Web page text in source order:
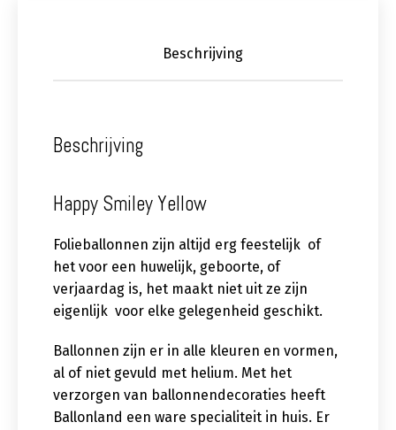
Beschrijving
Beschrijving
Happy Smiley Yellow
Folieballonnen zijn altijd erg feestelijk of
het voor een huwelijk, geboorte, of
verjaardag is, het maakt niet uit ze zijn
eigenlijk voor elke gelegenheid geschikt.
Ballonnen zijn er in alle kleuren en vormen,
al of niet gevuld met helium. Met het
verzorgen van ballonnendecoraties heeft
Ballonland een ware specialiteit in huis. Er